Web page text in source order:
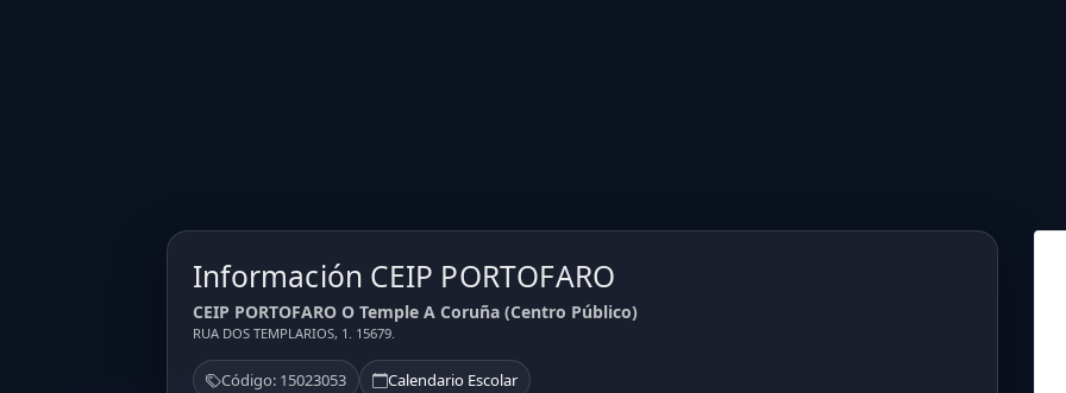
Información CEIP PORTOFARO
CEIP PORTOFARO O Temple A Coruña (Centro Público)
RUA DOS TEMPLARIOS, 1. 15679.
Código: 15023053 Calendario Escolar